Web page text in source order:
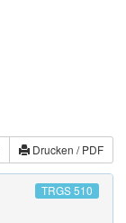
Drucken / PDF
TRGS 510